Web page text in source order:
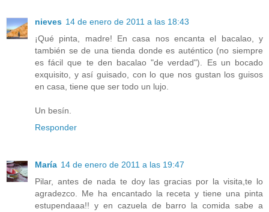
nieves 14 de enero de 2011 a las 18:43
¡Qué pinta, madre! En casa nos encanta el bacalao, y
también se de una tienda donde es auténtico (no siempre
es fácil que te den bacalao "de verdad"). Es un bocado
exquisito, y así guisado, con lo que nos gustan los guisos
en casa, tiene que ser todo un lujo.
Un besín.
Responder
María 14 de enero de 2011 a las 19:47
Pilar, antes de nada te doy las gracias por la visita,te lo
agradezco. Me ha encantado la receta y tiene una pinta
estupendaaa!! y en cazuela de barro la comida sabe a